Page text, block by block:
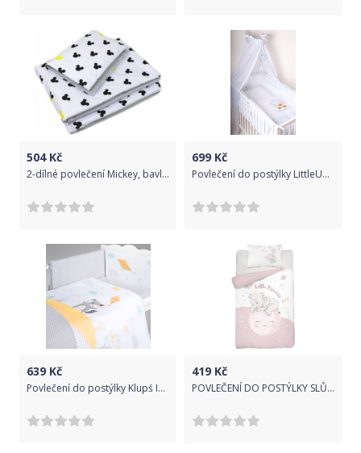
504Kč
2-dílné povlečení Mickey, bavlněné - šedá, žlutá, B19, Velikost povlečení 120x90
699 Kč
Povlečení do postýlky LittleUp Lux Twinkle Star Blue 2-dílné
639 Kč
Povlečení do postýlky Klupś In The Sky K094 2-dílné
419 Kč
POVLEČENÍ DO POSTÝLKY SLŮNĚ RŮŽOVÁ - BAMBUS